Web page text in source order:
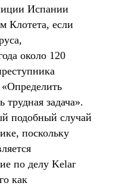
Испании
Клотета, если
около 120
задача».
подобный случай
поскольку
по делу Kelar
как